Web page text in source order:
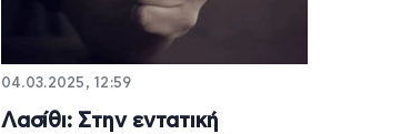
04.03.2025, 12:59
Λασίθι: Στην εντατική